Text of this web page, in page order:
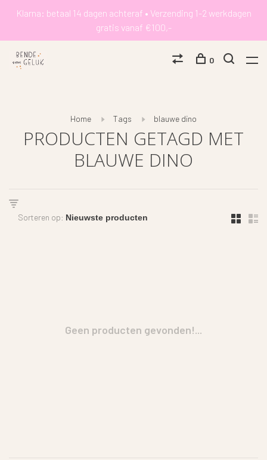
Klarna: betaal 14 dagen achteraf • Verzending 1-2 werkdagen
gratis vanaf €100,-
0
Home Tags blauwe dino
PRODUCTEN GETAGD MET
BLAUWE DINO
Sorteren op:
Geen producten gevonden!...